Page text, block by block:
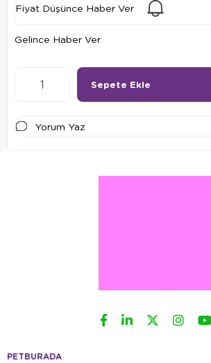
Fiyat Düşünce Haber Ver
Gelince Haber Ver
Yorum Yaz
PETBURADA